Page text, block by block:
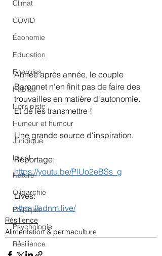
Climat
COVID
Économie
Education
Energies
Habitat
Hors piste
Humeur et humour
Juridique
Local
Nature
Oligarchie
Politique
Psychologie
Résilience
Année après année, le couple
Baronnet n'en finit pas de faire des
trouvailles en matière d'autonomie.
Et de les transmettre !
Une grande source d'inspiration.
Reportage:
https://youtu.be/PlUo2eBSs_g
Lives:
https://adnm.live/
Résilience
Alimentation & permaculture